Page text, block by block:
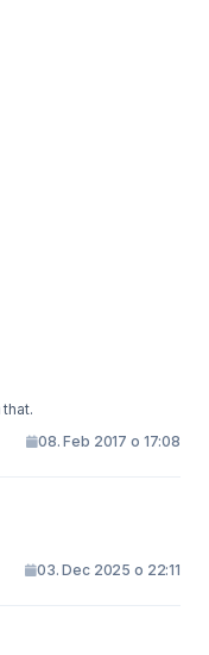
08. Feb 2017 o 17:08
03. Dec 2025 o 22:11